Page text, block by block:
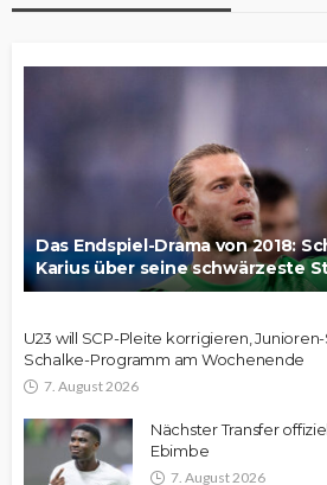
Das Endspiel-Drama von 2018:
Karius über seine schwärzeste
U23 will SCP-Pleite korrigieren,
Schalke-Programm am Wochenende
7. August 2026
Nächster Transfer
Ebimbe
7. August 2026